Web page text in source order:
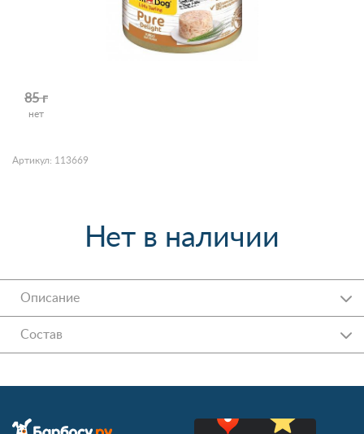
85 г
нет
Артикул: 113669
Нет в наличии
Описание
Состав